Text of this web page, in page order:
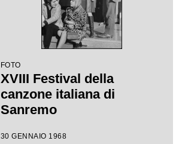
FOTO
XVIII Festival della
canzone italiana di
Sanremo
30 GENNAIO 1968